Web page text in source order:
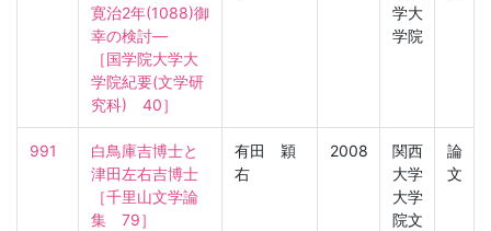
寛治2年(1088)御
幸の検討―
［国学院大学大
学院紀要(文学研
究科)　40］
学大
学院
991
白鳥庫吉博士と
津田左右吉博士
［千里山文学論
集　79］
有田 穎
右
2008
関西
大学
大学
院文
論
文